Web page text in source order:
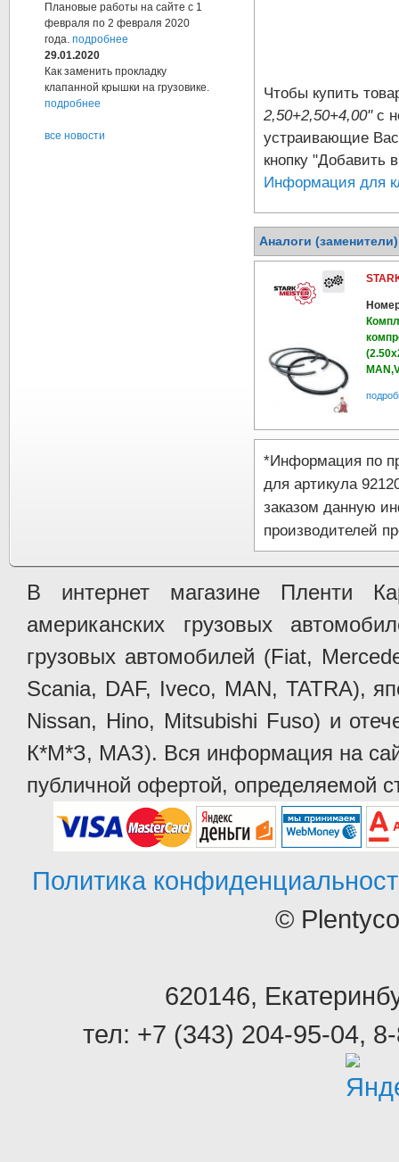
Чтобы купить
2,50+2,50+4,00"с
устраивающие Вас
кнопку "Добавить
Информация для
Аналоги
*Информация по
для артикула
заказом данную
производителей
Плановые работы на сайте с 1
февраля по 2 февраля 2020
года. подробнее
29.01.2020
Как заменить прокладку
клапанной крышки на грузовике.
подробнее
все новости
В интернет магазине Пленти
американских грузовых
грузовых автомобилей (Fiat,
Scania, DAF, Iveco, MAN, TATRA),
Nissan, Hino, Mitsubishi Fuso) и
К*М*З, МАЗ). Вся информация на
публичной офертой, определяемой
Политика
©
620146,
тел: +7 (343) 204-95-04,